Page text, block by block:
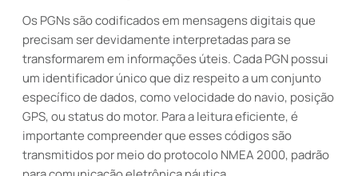
Os PGNs são codificados em mensagens digitais que
precisam ser devidamente interpretadas para se
transformarem em informações úteis. Cada PGN possui
um identificador único que diz respeito a um conjunto
específico de dados, como velocidade do navio, posição
GPS, ou status do motor. Para a leitura eficiente, é
importante compreender que esses códigos são
transmitidos por meio do protocolo NMEA 2000, padrão